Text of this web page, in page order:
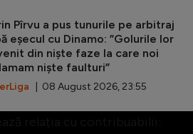
Pîrvu a pus tunurile pe arbitraj
eșecul cu Dinamo: ”Golurile lor
din niște faze la care noi
niște faulturi”
| 08 August 2026, 23:55